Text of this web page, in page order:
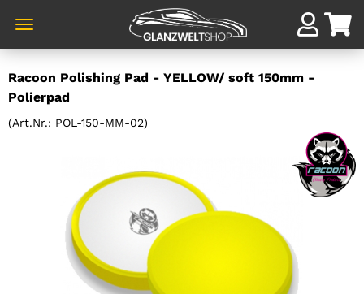
zum
Hauptinhalt
Racoon Polishing Pad - YELLOW/ soft 150mm -
Polierpad
(Art.Nr.: POL-150-MM-02)